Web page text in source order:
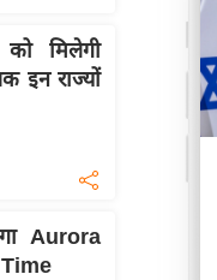
मिलेगी
इन राज्यों
Aurora
Time